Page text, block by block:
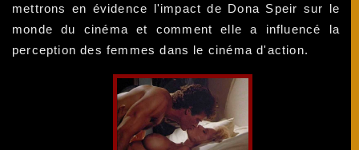
mettrons en évidence l'impact de Dona Speir sur le
monde du cinéma et comment elle a influencé la
perception des femmes dans le cinéma d'action.